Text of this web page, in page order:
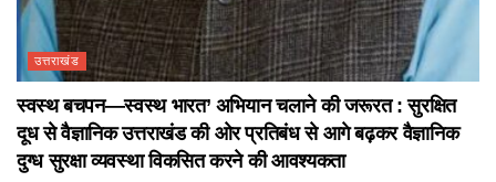
उत्तराखंड
स्वस्थ बचपन—स्वस्थ भारत’ अभियान चलाने की जरूरत : सुरक्षित
दूध से वैज्ञानिक उत्तराखंड की ओर प्रतिबंध से आगे बढ़कर वैज्ञानिक
दुग्ध सुरक्षा व्यवस्था विकसित करने की आवश्यकता